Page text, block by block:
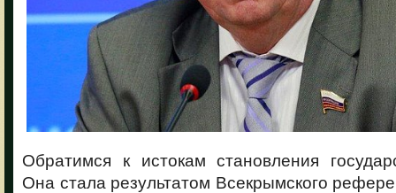
Обратимся к истокам становления
Она стала результатом Всекрымского